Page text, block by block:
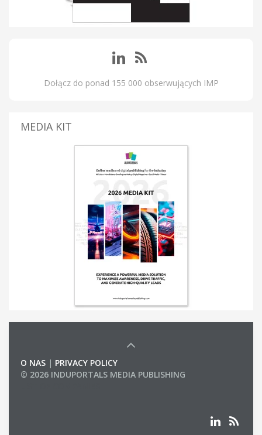
Dołącz do ponad 155 000 obserwujących IMP
MEDIA KIT
O NAS | PRIVACY POLICY
© 2026 INDUPORTALS MEDIA PUBLISHING